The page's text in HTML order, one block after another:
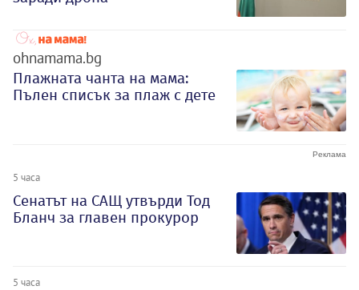
ohnamama.bg
Плажната чанта на мама:
Пълен списък за плаж с дете
5 часа
Сенатът на САЩ утвърди Тод
Бланч за главен прокурор
5 часа